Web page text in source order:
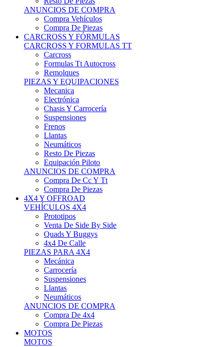
Compra Vehículos
Compra De Piezas
CARCROSS Y FÓRMULAS
CARCROSS Y FORMULAS TT
Carcross
Formulas Tt Autocross
Remolques
PIEZAS Y EQUIPACIONES
Mecanica
Electrónica
Chasis Y Carrocería
Suspensiones
Frenos
Llantas
Neumáticos
Resto De Piezas
Equipación Piloto
ANUNCIOS DE COMPRA
Compra De Cc Y Tt
Compra De Piezas
4X4 Y OFFROAD
VEHÍCULOS 4X4
Prototipos
Venta De Side By Side
Quads Y Buggys
4x4 De Calle
PIEZAS PARA 4X4
Mecánica
Carrocería
Suspensiones
Llantas
Neumáticos
ANUNCIOS DE COMPRA
Compra De 4x4
Compra De Piezas
MOTOS
MOTOS
Motos De Circuito